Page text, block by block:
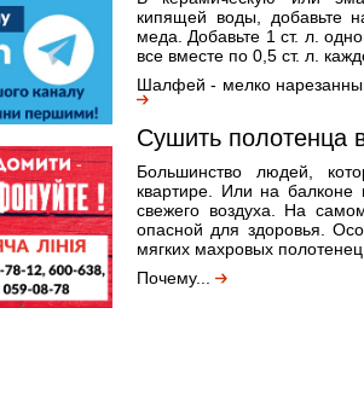
кипящей воды, добавьте
меда. Добавьте 1 ст. л.
все вместе по 0,5 ст. л.
Шалфей - мелко
Сушить полотенца
Большинство людей,
квартире. Или на балконе
свежего воздуха. На
опасной для здоровья.
мягких махровых
Почему...